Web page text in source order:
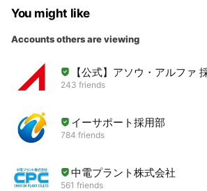
You might like
Accounts others are viewing
【公式】アソウ・アルファ
243 friends
イーサポート採用部
784 friends
中電プラント株式会社
561 friends